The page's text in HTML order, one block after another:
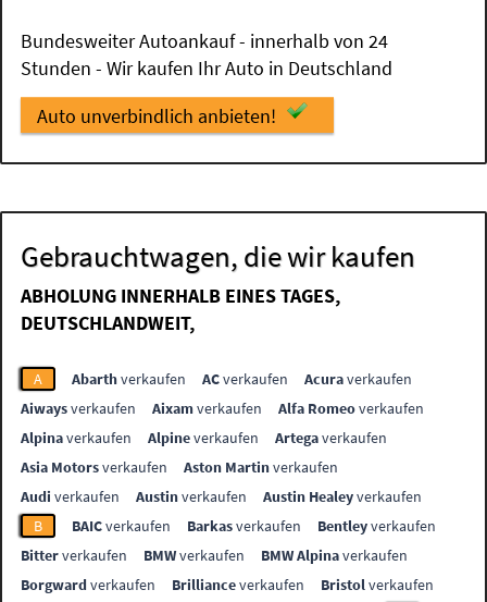
Bundesweiter Autoankauf - innerhalb von 24
Stunden - Wir kaufen Ihr Auto in Deutschland
Auto unverbindlich anbieten!
Gebrauchtwagen, die wir kaufen
ABHOLUNG INNERHALB EINES TAGES,
DEUTSCHLANDWEIT,
A Abarthverkaufen ACverkaufen Acuraverkaufen
Aiwaysverkaufen Aixamverkaufen Alfa Romeoverkaufen
Alpinaverkaufen Alpineverkaufen Artegaverkaufen
Asia Motorsverkaufen Aston Martinverkaufen
Audi verkaufen Austinverkaufen Austin Healeyverkaufen
B
BAICverkaufen Barkasverkaufen Bentleyverkaufen
Bitterverkaufen BMWverkaufen BMW Alpinaverkaufen
Borgwardverkaufen Brillianceverkaufen Bristolverkaufen